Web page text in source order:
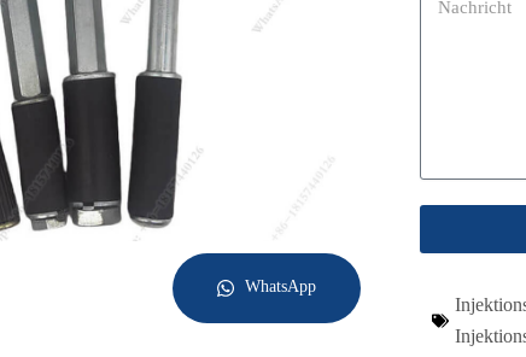
WhatsApp